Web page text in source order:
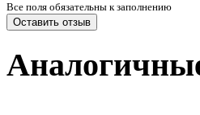
Все поля обязательны к заполнению